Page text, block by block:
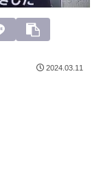
2024.03.11